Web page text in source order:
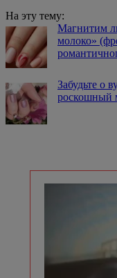
На эту тему:
Магнитим
молоко»
Забудьте о
роскошный